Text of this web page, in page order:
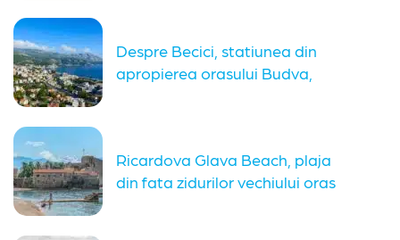
Despre Becici, statiunea din
apropierea orasului Budva,
Ricardova Glava Beach, plaja
din fata zidurilor vechiului oras